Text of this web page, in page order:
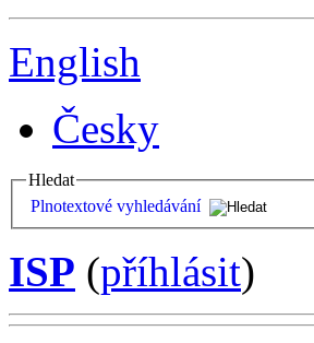
English
Česky
Hledat
Plnotextové vyhledávání
ISP (příhlásit)